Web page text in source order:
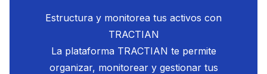
Estructura y monitorea tus activos con
TRACTIAN
La plataforma TRACTIAN te permite
organizar, monitorear y gestionar tus